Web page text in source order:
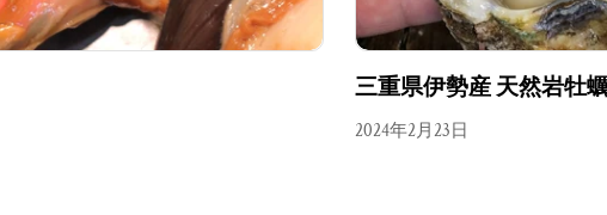
三重県伊勢産 天然岩牡
2024年2月23日